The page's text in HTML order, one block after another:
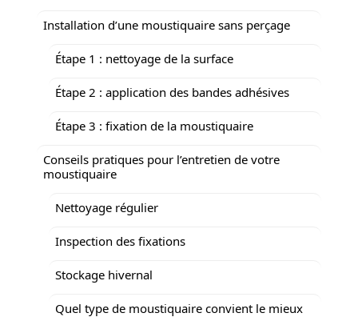
Installation d’une moustiquaire sans perçage
Étape 1 : nettoyage de la surface
Étape 2 : application des bandes adhésives
Étape 3 : fixation de la moustiquaire
Conseils pratiques pour l’entretien de votre
moustiquaire
Nettoyage régulier
Inspection des fixations
Stockage hivernal
Quel type de moustiquaire convient le mieux